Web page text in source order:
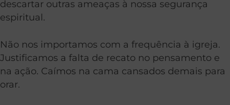
descartar outras ameaças à nossa segurança
espiritual.
Não nos importamos com a frequência à igreja.
Justificamos a falta de recato no pensamento e
na ação. Caímos na cama cansados ​​demais para
orar.